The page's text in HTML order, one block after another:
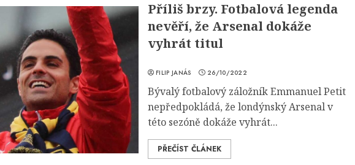
Příliš brzy. Fotbalová legenda
nevěří, že Arsenal dokáže
vyhrát titul
FILIP JANÁS 26/10/2022
Bývalý fotbalový záložník Emmanuel Petit
nepředpokládá, že londýnský Arsenal v
této sezóně dokáže vyhrát...
PŘEČÍST ČLÁNEK